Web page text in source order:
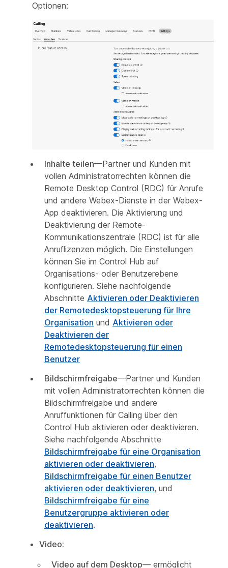
Optionen:
Inhalte teilen—Partner und Kunden mit
vollen Administratorrechten können die
Remote Desktop Control (RDC) für Anrufe
und andere Webex-Dienste in der Webex-
App deaktivieren. Die Aktivierung und
Deaktivierung der Remote-
Kommunikationszentrale (RDC) ist für alle
Anruflizenzen möglich. Die Einstellungen
können Sie im Control Hub auf
Organisations- oder Benutzerebene
konfigurieren. Siehe nachfolgende
Abschnitte Aktivieren oder Deaktivieren
der Remotedesktopsteuerung für Ihre
Organisation und Aktivieren oder
Deaktivieren der
Remotedesktopsteuerung für einen
Benutzer
Bildschirmfreigabe—Partner und Kunden
mit vollen Administratorrechten können die
Bildschirmfreigabe und andere
Anruffunktionen für Calling über den
Control Hub aktivieren oder deaktivieren.
Siehe nachfolgende Abschnitte
Bildschirmfreigabe für eine Organisation
aktivieren oder deaktivieren,
Bildschirmfreigabe für einen Benutzer
aktivieren oder deaktivieren, und
Bildschirmfreigabe für eine
Benutzergruppe aktivieren oder
deaktivieren.
Video:
Video auf dem Desktop— ermöglicht